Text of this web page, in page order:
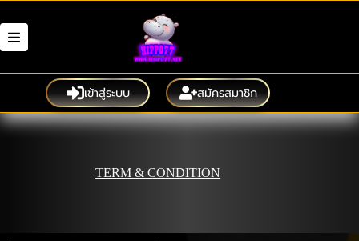
to
content
เข้าสู่ระบบ สมัครสมาชิก
TERM & CONDITION